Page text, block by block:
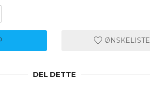
ØNSKELISTE
DEL DETTE